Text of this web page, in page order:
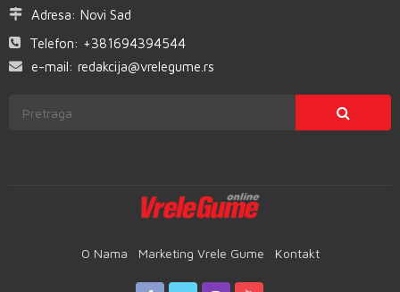
Adresa: Novi Sad
Telefon: +381694394544
e-mail: redakcija@vrelegume.rs
O Nama Marketing Vrele Gume Kontakt